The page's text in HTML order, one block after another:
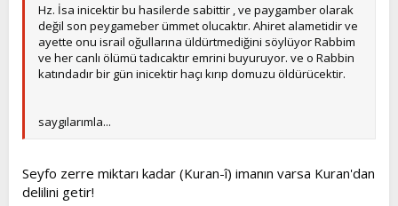
Hz. İsa inicektir bu hasilerde sabittir , ve paygamber olarak
değil son peygameber ümmet olucaktır. Ahiret alametidir ve
ayette onu israil oğullarına üldürtmediğini söylüyor Rabbim
ve her canlı ölümü tadıcaktır emrini buyuruyor. ve o Rabbin
katındadır bir gün inicektir haçı kırıp domuzu öldürücektir.
saygılarımla...
Seyfo zerre miktarı kadar (Kuran-î) imanın varsa Kuran'dan
delilini getir!